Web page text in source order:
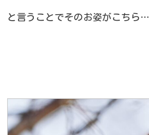
と言うことでそのお姿がこちら…